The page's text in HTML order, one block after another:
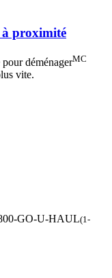
à proximité
déménagerMC
vite.
GO-U-HAUL(1-